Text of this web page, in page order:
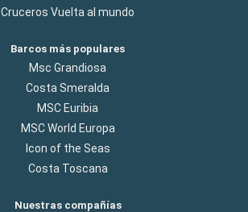
Cruceros Vuelta al mundo
Barcos más populares
Msc Grandiosa
Costa Smeralda
MSC Euribia
MSC World Europa
Icon of the Seas
Costa Toscana
Nuestras compañías